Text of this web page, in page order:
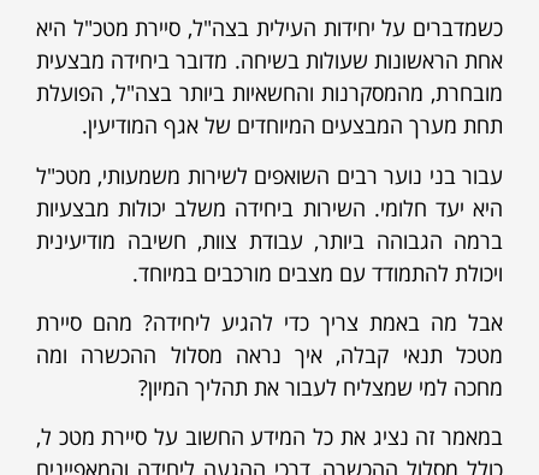
כשמדברים על יחידות העילית בצה"ל, סיירת מטכ"ל היא
אחת הראשונות שעולות בשיחה. מדובר ביחידה מבצעית
מובחרת, מהמסקרנות והחשאיות ביותר בצה"ל, הפועלת
תחת מערך המבצעים המיוחדים של אגף המודיעין.
עבור בני נוער רבים השואפים לשירות משמעותי, מטכ"ל
היא יעד חלומי. השירות ביחידה משלב יכולות מבצעיות
ברמה הגבוהה ביותר, עבודת צוות, חשיבה מודיעינית
ויכולת להתמודד עם מצבים מורכבים במיוחד.
אבל מה באמת צריך כדי להגיע ליחידה? מהם סיירת
מטכל תנאי קבלה, איך נראה מסלול ההכשרה ומה
מחכה למי שמצליח לעבור את תהליך המיון?
במאמר זה נציג את כל המידע החשוב על סיירת מטכ ל,